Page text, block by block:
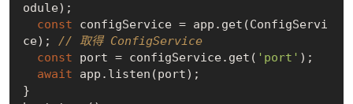
odule);
const configService = app.get(ConfigServi
ce); // 取得 ConfigService
const port = configService.get( 'port' );
await app.listen(port);
}